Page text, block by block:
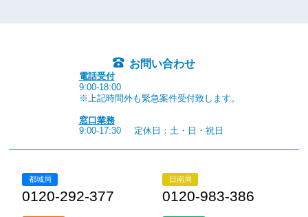
お問い合わせ
電話受付
9:00-18:00
※上記時間外も緊急案件受付致します。
窓口業務
9:00-17:30
定休日：土・日・祝日
都城局
0120-292-377
日南局
0120-983-386